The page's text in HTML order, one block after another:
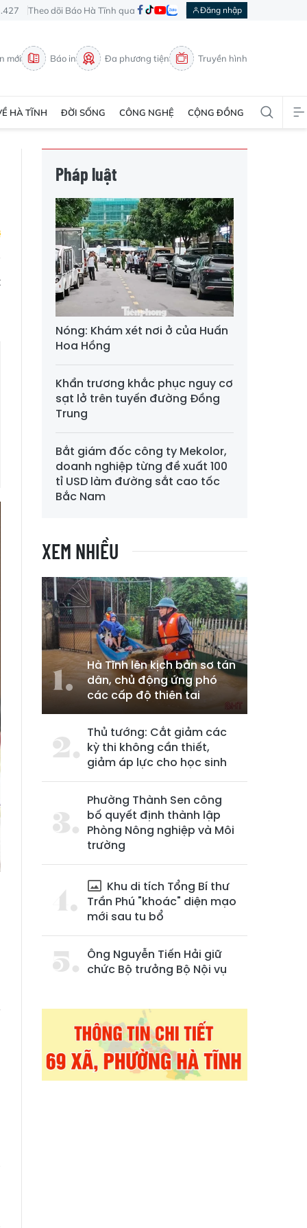
Theo dõi Báo Hà Tĩnh qua Đăng nhập
mới Báo in Đa phương tiện Truyền hình
HÀ TĨNH ĐỜI SỐNG CÔNG NGHỆ CỘNG ĐỒNG
Pháp luật
Nóng: Khám xét nơi ở của Huấn
Hoa Hồng
Khẩn trương khắc phục nguy cơ
sạt lở trên tuyến đường Đồng
Trung
Bắt giám đốc công ty Mekolor,
doanh nghiệp từng đề xuất 100
tỉ USD làm đường sắt cao tốc
Bắc Nam
XEM NHIỀU
Hà Tĩnh lên kịch bản sơ tán
dân, chủ động ứng phó
các cấp độ thiên tai
Thủ tướng: Cắt giảm các
kỳ thi không cần thiết,
giảm áp lực cho học sinh
Phường Thành Sen công
bố quyết định thành lập
Phòng Nông nghiệp và Môi
trường
Khu di tích Tổng Bí thư
Trần Phú "khoác" diện mạo
mới sau tu bổ
Ông Nguyễn Tiến Hải giữ
chức Bộ trưởng Bộ Nội vụ